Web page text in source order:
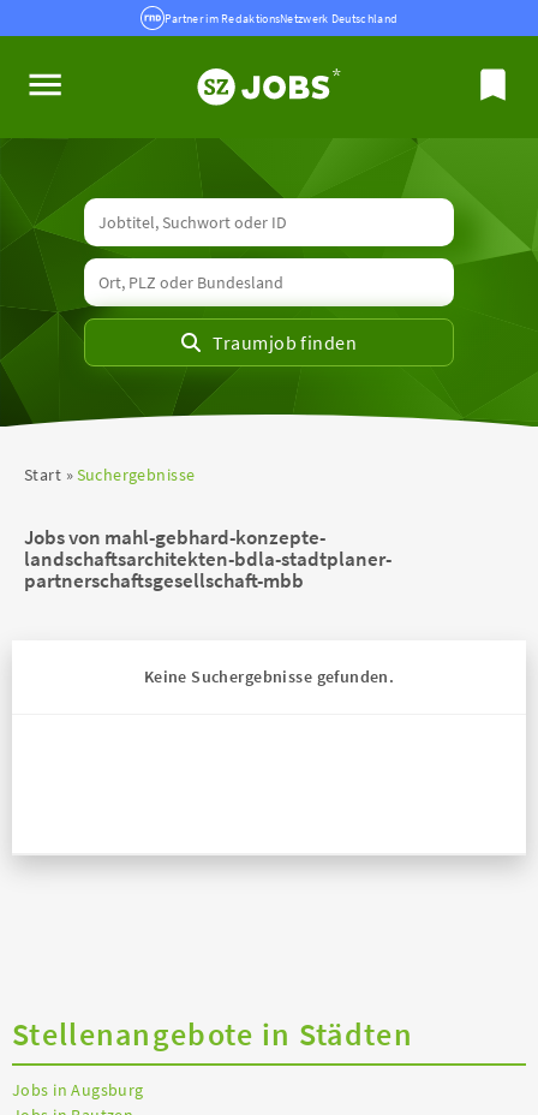
Partner im RedaktionsNetzwerk Deutschland
Start Suchergebnisse
Jobs von mahl-gebhard-konzepte-
landschaftsarchitekten-bdla-stadtplaner-
partnerschaftsgesellschaft-mbb
Keine Suchergebnisse gefunden.
Stellenangebote in Städten
Jobs in Augsburg